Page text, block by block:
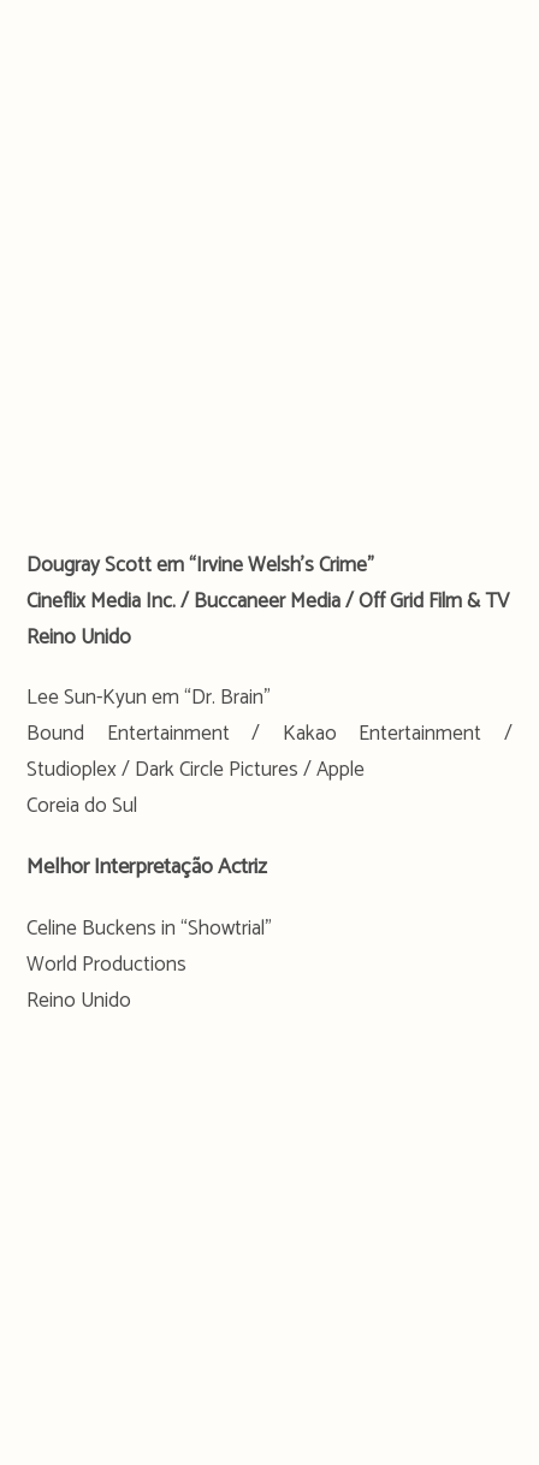
Dougray Scott em “Irvine Welsh’s Crime”
Cineflix Media Inc. / Buccaneer Media / Off Grid Film & TV
Reino Unido
Lee Sun-Kyun em “Dr. Brain”
Bound Entertainment / Kakao Entertainment /
Studioplex / Dark Circle Pictures / Apple
Coreia do Sul
Melhor Interpretação Actriz
Celine Buckens in “Showtrial”
World Productions
Reino Unido